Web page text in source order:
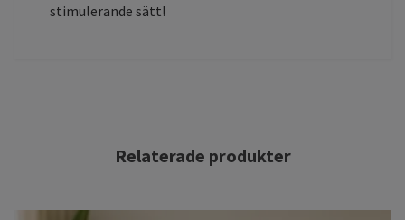
stimulerande sätt!